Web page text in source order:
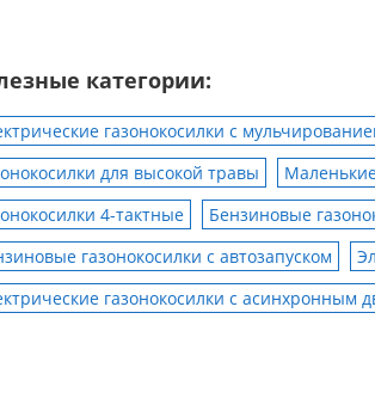
категории:
газонокосилки с
для высокой травы
4-тактные
Бензиновые
газонокосилки с автозапуском
газонокосилки с асинхронным